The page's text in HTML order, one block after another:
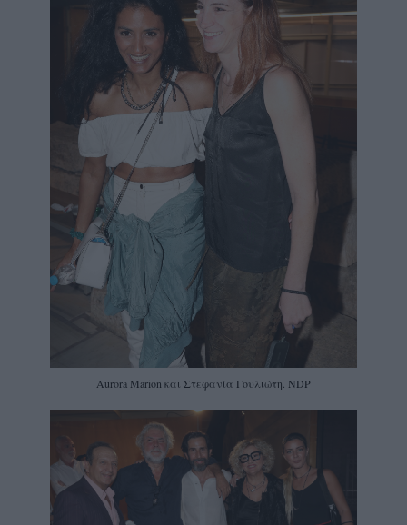
Aurora Marion και Στεφανία Γουλιώτη. NDP